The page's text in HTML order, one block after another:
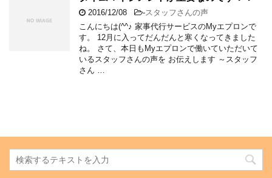
2016/12/08 -スタッフさんの声
こんにちは(^^♪ 家事代行サービスのMyエプロンで
す。 12月に入ってだんだんと寒くなってきました
ね。 さて、本日もMyエプロンで働いていただいて
いるスタッフさんの声を お伝えします ～スタッフ
さん …